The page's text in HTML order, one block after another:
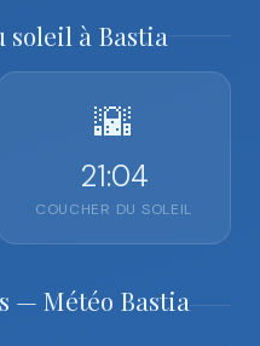
soleil à Bastia
🌇
21:04
COUCHER DU SOLEIL
— Météo Bastia